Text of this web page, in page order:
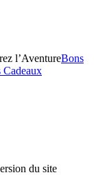
l’AventureBons
Cadeaux
du site